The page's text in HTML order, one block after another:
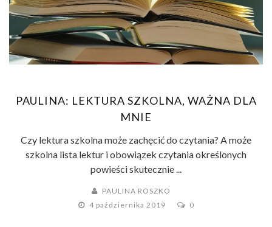
PAULINA: LEKTURA SZKOLNA, WAŻNA DLA
MNIE
Czy lektura szkolna może zachęcić do czytania? A może
szkolna lista lektur i obowiązek czytania określonych
powieści skutecznie ...
PAULINA ROSZKO
4 października 2019
0